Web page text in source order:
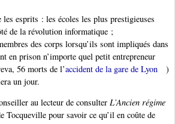
esprits : les écoles les plus prestigieuses
de la révolution informatique ;
des corps lorsqu’ils sont impliqués dans
en prison n’importe quel petit entrepreneur
56 morts de l’accident de la gare de Lyon
)
un jour.
au lecteur de consulter L’Ancien régime
Tocqueville pour savoir ce qu’il en coûte de